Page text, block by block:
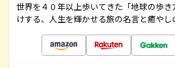
世界を４０年以上歩いてきた「地球の歩
けする、人生を輝かせる旅の名言と癒やし